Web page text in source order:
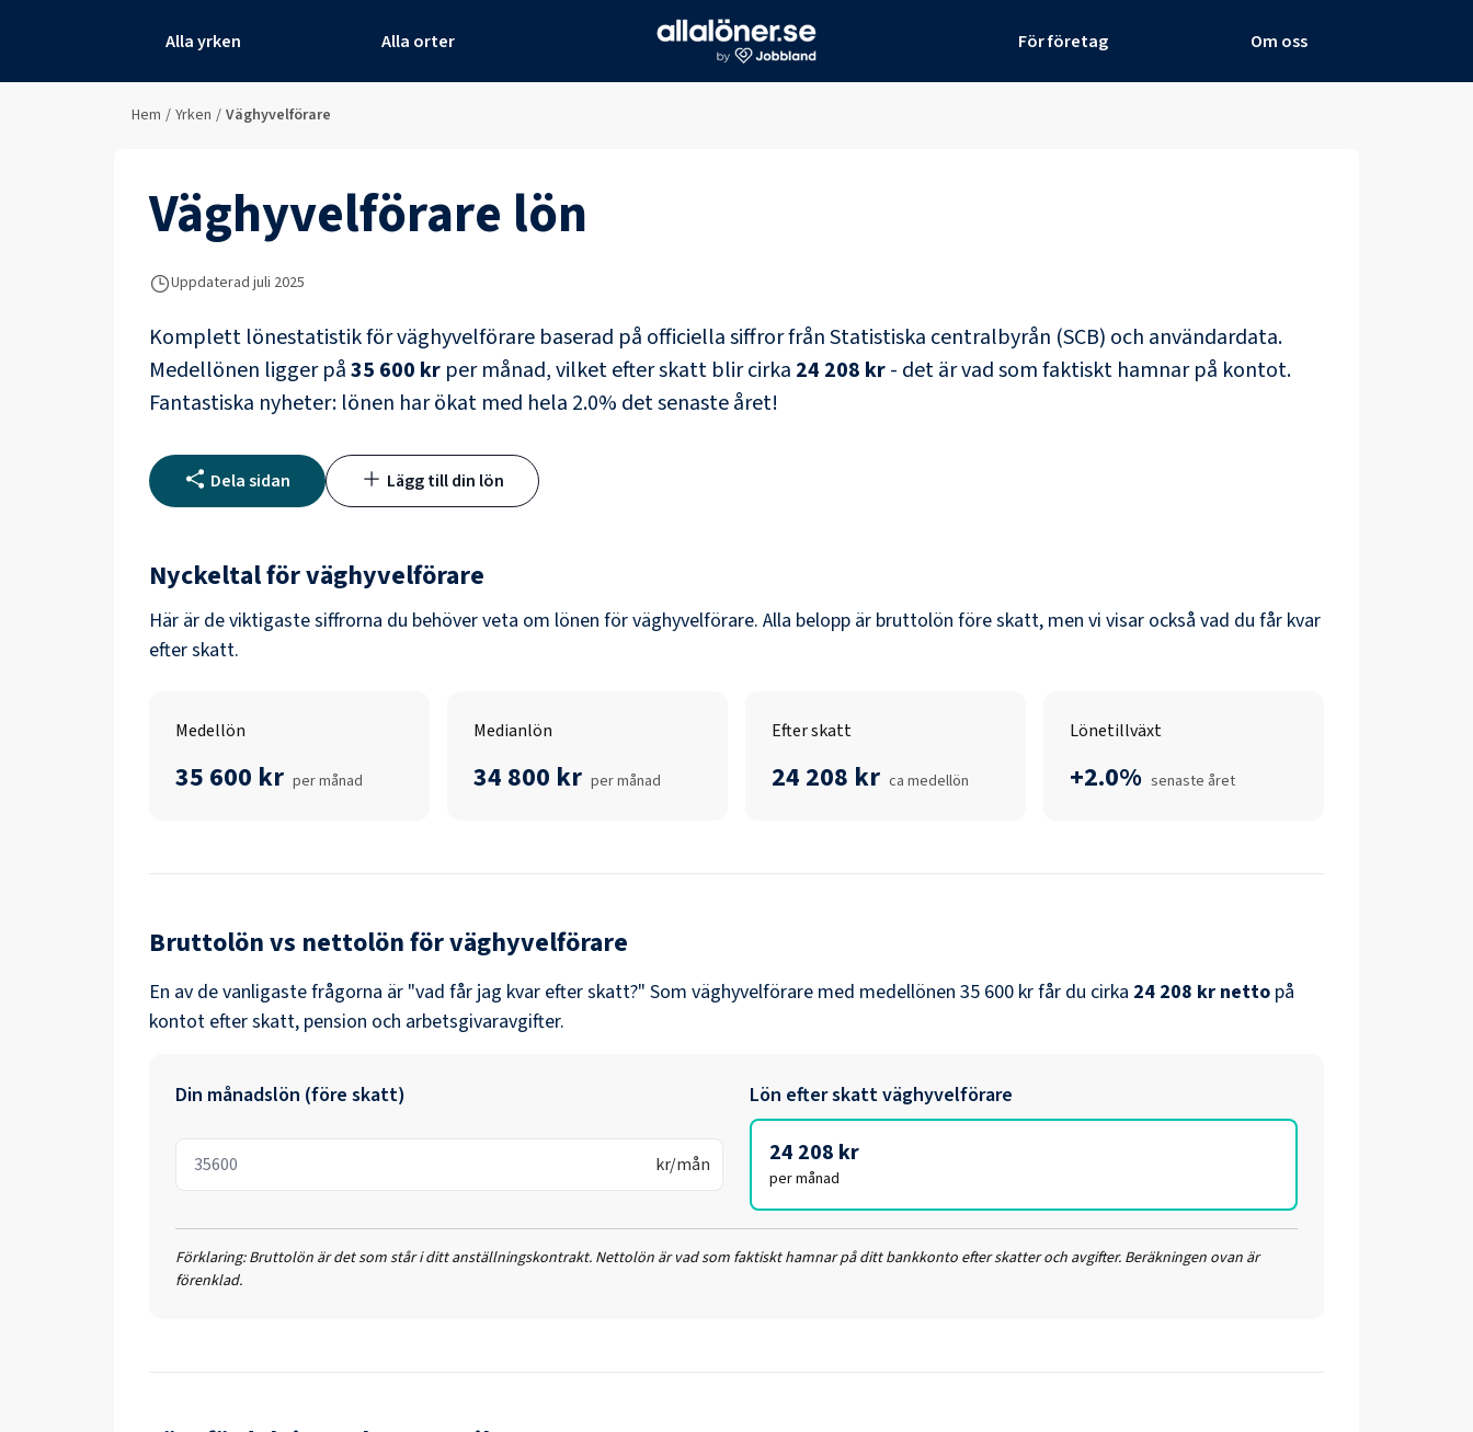
Alla yrken Alla orter För företag Om oss
Hem / Yrken / Väghyvelförare
Väghyvelförare lön
Uppdaterad juli 2025
Komplett lönestatistik förväghyvelförare baserad på officiella siffror från Statistiska centralbyrån (SCB) och användardata.
Medellönen ligger på35 600 kr per månad, vilket efter skatt blir cirka 24 208 kr- det är vad som faktiskt hamnar på kontot.
Fantastiska nyheter: lönen har ökat med hela 2.0% det senaste året!
Dela sidan Lägg till din lön
Nyckeltal förväghyvelförare
Här är de viktigaste siffrorna du behöver veta om lönen förväghyvelförare. Alla belopp är bruttolön före skatt, men vi visar också vad du får kvar
efter skatt.
Medellön
35 600 kr per månad
Medianlön
34 800 kr per månad
Efter skatt
24 208 kr ca medellön
Lönetillväxt
+2.0% senaste året
Bruttolön vs nettolön förväghyvelförare
En av de vanligaste frågorna är "vad får jag kvar efter skatt?" Som väghyvelförare med medellönen 35 600 krfår du cirka 24 208 kr netto på
kontot efter skatt, pension och arbetsgivaravgifter.
Din månadslön (före skatt)
kr/mån
Lön efter skattväghyvelförare
24 208 kr
per månad
Förklaring: Bruttolön är det som står i ditt anställningskontrakt. Nettolön är vad som faktiskt hamnar på ditt bankkonto efter skatter och avgifter. Beräkningen ovan är
förenklad.